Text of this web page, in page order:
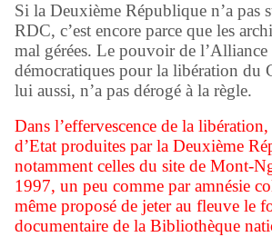
Si la Deuxième République n’a pas
RDC, c’est encore parce que les
mal gérées. Le pouvoir de l’Alliance
démocratiques pour la libération
lui aussi, n’a pas dérogé à la règle.
Dans l’effervescence de la
d’Etat produites par la Deuxième
notamment celles du site de Mont-
1997, un peu comme par amnésie
même proposé de jeter au fleuve le
documentaire de la Bibliothèque